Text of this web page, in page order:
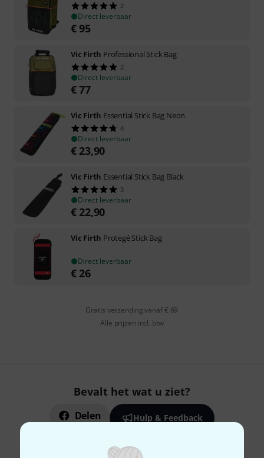
2
Direct leverbaar
€95
Vic Firth Professional Stick Bag
2
Direct leverbaar
€77
Vic Firth Essential Stick Bag Neon
4
Direct leverbaar
€ 23,90
Vic Firth Essential Stick Bag Black
3
Direct leverbaar
€ 22,90
Vic Firth Protegé Stick Bag
Direct leverbaar
€ 26
Gratis verzending vanaf € 69
Alle prijzen incl. btw
Bevalt het wat u ziet?
Delen Hulp & Feedback